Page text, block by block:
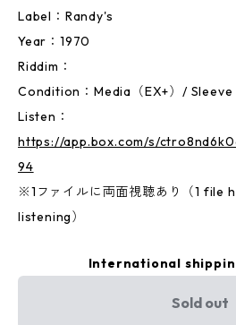
Label：Randy's
Year：1970
Riddim：
Condition：Media（EX+）/ Sleeve
Listen：
https://app.box.com/s/
94
※1ファイルに両面視聴あり（1 file
listening）
International
Sold out